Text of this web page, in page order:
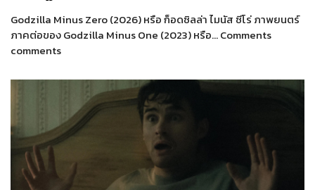
Godzilla Minus Zero (2026) หรือ ก็อดซิลล่า ไมนัส ซีโร่ ภาพยนตร์
ภาคต่อของ Godzilla Minus One (2023) หรือ… Comments
comments